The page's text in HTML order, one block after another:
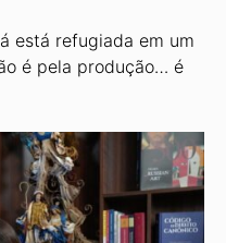
está refugiada em um
é pela produção… é